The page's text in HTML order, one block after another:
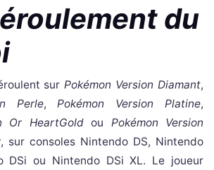
du
sur Pokémon Version Diamant,
Perle, Pokémon Version Platine,
Or HeartGold ou Pokémon Version
, sur consoles Nintendo DS, Nintendo
DSi ou Nintendo DSi XL. Le joueur